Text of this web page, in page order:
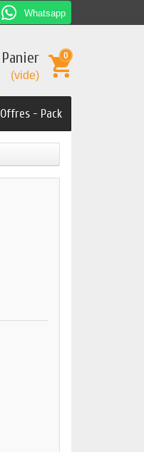
Whatsapp
Panier
(vide)
0
Offres - Pack